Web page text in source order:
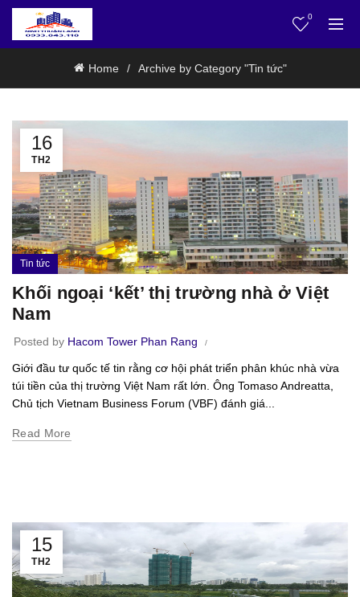
0
Home Archive by Category "Tin tức"
16
TH2
Tin tức
Khối ngoại ‘kết’ thị trường nhà ở Việt
Nam
Posted by Hacom Tower Phan Rang
Giới đầu tư quốc tế tin rằng cơ hội phát triển phân khúc nhà vừa
túi tiền của thị trường Việt Nam rất lớn. Ông Tomaso Andreatta,
Chủ tịch Vietnam Business Forum (VBF) đánh giá...
Read More
15
TH2